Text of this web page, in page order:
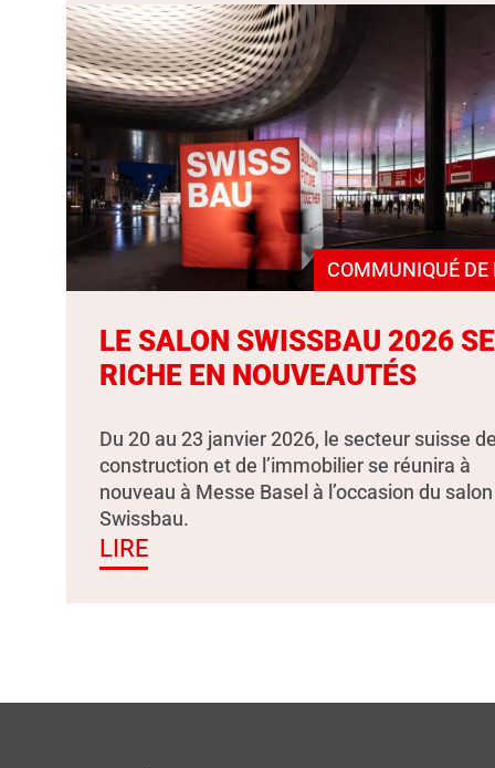
COMMUNIQUÉ DE
LE SALON SWISSBAU 2026
RICHE EN NOUVEAUTÉS
Du 20 au 23 janvier 2026, le secteur suisse
construction et de l’immobilier se réunira à
nouveau à Messe Basel à l’occasion du salon
Swissbau.
LIRE